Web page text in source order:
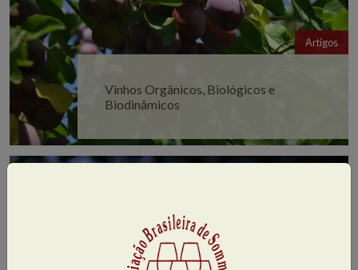
Artigos
Vinhos Orgânicos, Biológicos e
Biodinâmicos